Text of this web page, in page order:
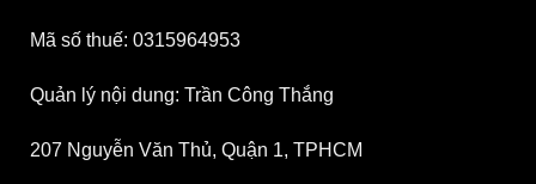
Mã số thuế: 0315964953
Quản lý nội dung: Trần Công Thắng
207 Nguyễn Văn Thủ, Quận 1, TPHCM